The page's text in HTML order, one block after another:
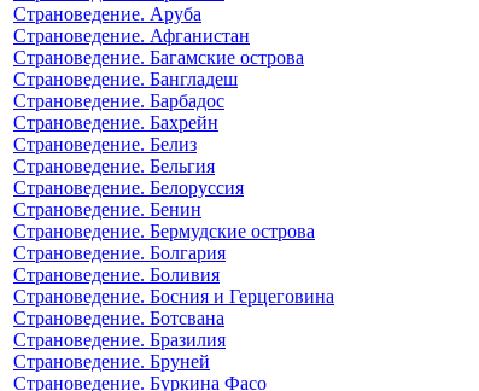
Страноведение. Аруба
Страноведение. Афганистан
Страноведение. Багамские острова
Страноведение. Бангладеш
Страноведение. Барбадос
Страноведение. Бахрейн
Страноведение. Белиз
Страноведение. Бельгия
Страноведение. Белоруссия
Страноведение. Бенин
Страноведение. Бермудские острова
Страноведение. Болгария
Страноведение. Боливия
Страноведение. Босния и Герцеговина
Страноведение. Ботсвана
Страноведение. Бразилия
Страноведение. Бруней
Страноведение. Буркина Фасо